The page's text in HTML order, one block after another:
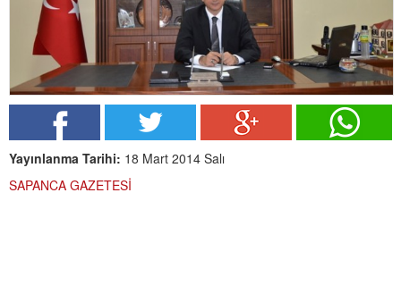
Yayınlanma Tarihi: 18 Mart 2014 Salı
SAPANCA GAZETESİ